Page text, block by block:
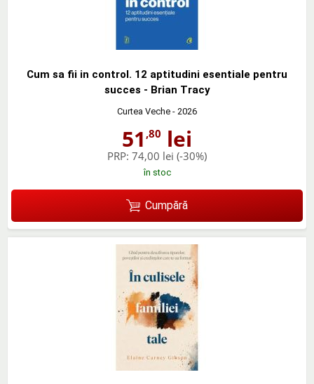
Cum sa fii in control. 12 aptitudini esentiale pentru
succes - Brian Tracy
Curtea Veche - 2026
51 ,80 lei
PRP: 74,00 lei (-30%)
în stoc
Cumpără